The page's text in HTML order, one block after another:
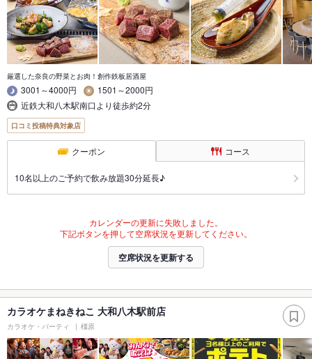
厳選した奈良の野菜とお肉！創作鉄板居酒屋
3001～4000円
1501～2000円
近鉄大和八木駅南口より徒歩約2分
口コミ投稿特典対象店
クーポン コース
10名以上のご予約で飲み放題30分延長♪
カレンダーの更新に失敗しました。
下記ボタンを押して空席状況を更新してください。
空席状況を更新する
カラオケまねきねこ 大和八木駅前店
カラオケ・パーティ 橿原